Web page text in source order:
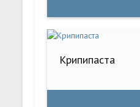
Крипипаста